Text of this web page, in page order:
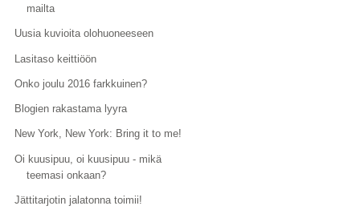
mailta
Uusia kuvioita olohuoneeseen
Lasitaso keittiöön
Onko joulu 2016 farkkuinen?
Blogien rakastama lyyra
New York, New York: Bring it to me!
Oi kuusipuu, oi kuusipuu - mikä
teemasi onkaan?
Jättitarjotin jalatonna toimii!